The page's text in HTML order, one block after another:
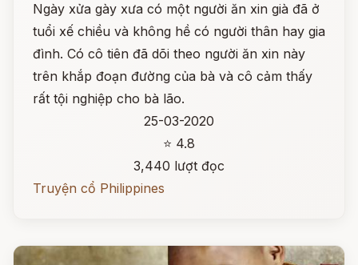
Ngày xửa gày xưa có một người ăn xin già đã ở
tuổi xế chiều và không hề có người thân hay gia
đình. Có cô tiên đã dõi theo người ăn xin này
trên khắp đoạn đường của bà và cô cảm thấy
rất tội nghiệp cho bà lão.
25-03-2020
⭐ 4.8
3,440 lượt đọc
Truyện cổ Philippines